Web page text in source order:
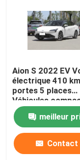
A propos de
Contrôle de la
Contact
nouvelles
Aion S 2022 EV
électrique 410
portes 5 places
Véhicules
énergie nouvelle
meilleur
Contact